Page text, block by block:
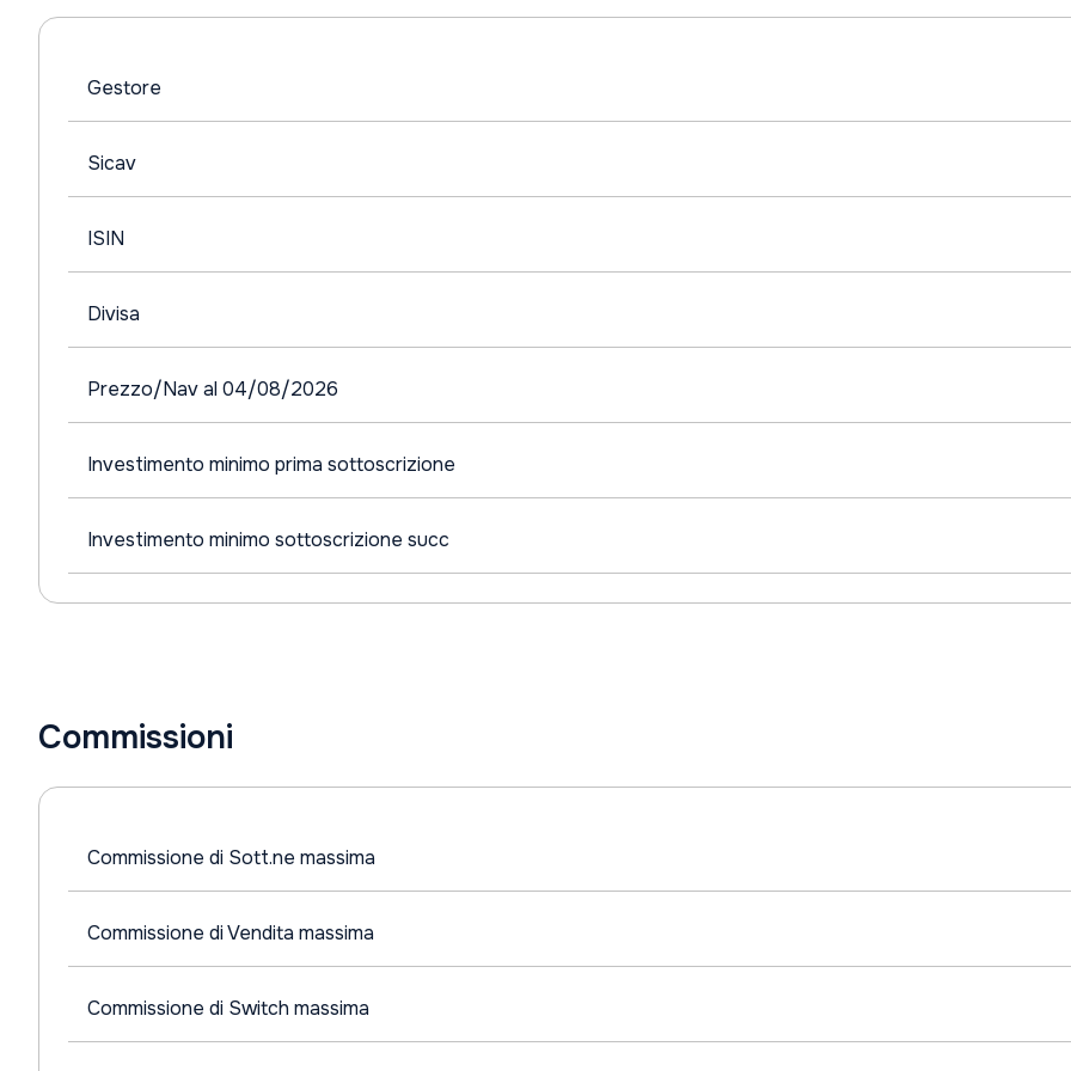
Gestore
Sicav
ISIN
Divisa
Prezzo/Nav al 04/08/2026
Investimento minimo prima sottoscrizione
Investimento minimo sottoscrizione succ
Commissioni
Commissione di Sott.ne massima
Commissione di Vendita massima
Commissione di Switch massima